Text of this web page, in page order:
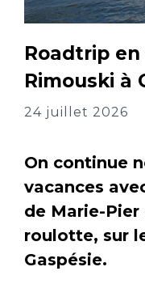
Roadtrip en
Rimouski à
24 juillet 2026
On continue
vacances
de Marie-Pier
roulotte, sur
Gaspésie.